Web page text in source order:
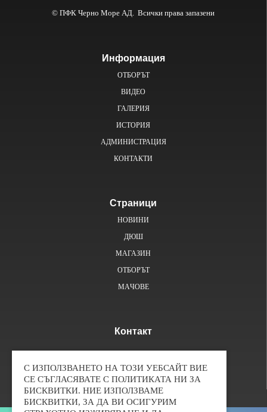
© ПФК Черно Море АД. Всички права запазени
Информация
ОТБОРЪТ
ВИДЕО
ГАЛЕРИЯ
ИСТОРИЯ
АДМИНИСТРАЦИЯ
КОНТАКТИ
Страници
НОВИНИ
ДЮШ
МАГАЗИН
ОТБОРЪТ
MAЧОВE
Контакт
pfk_chernomore@abv.bg
С ИЗПОЛЗВАНЕТО НА ТОЗИ УЕБСАЙТ ВИЕ
СЕ СЪГЛАСЯВАТЕ С ПОЛИТИКАТА НИ ЗА
БИСКВИТКИ. НИЕ ИЗПОЛЗВАМЕ
БИСКВИТКИ, ЗА ДА ВИ ОСИГУРИМ